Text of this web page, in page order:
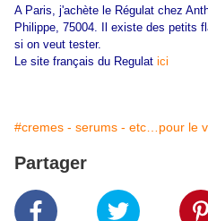
A Paris, j'achète le Régulat chez
Philippe, 75004. Il existe des petits
si on veut tester.
Le site français du Regulat ici
#cremes - serums - etc…pour le
Partager